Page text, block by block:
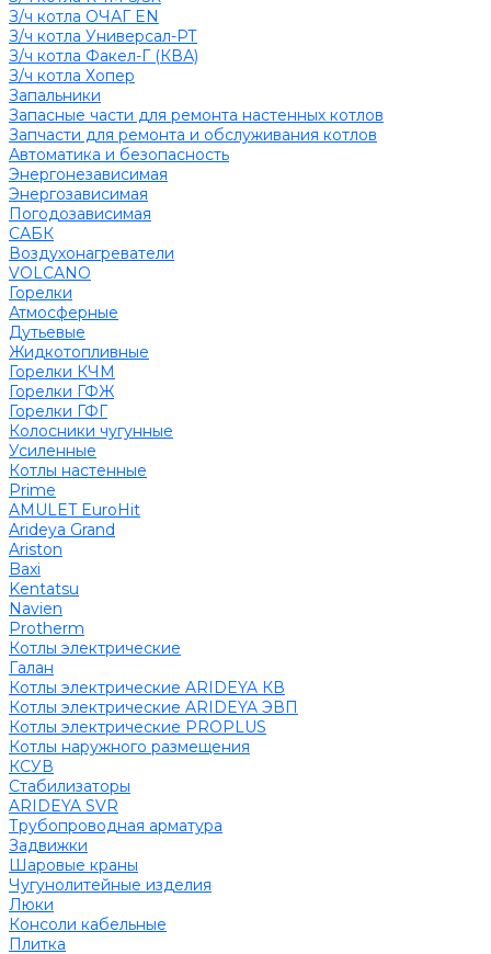
З/ч котла ОЧАГ EN
З/ч котла Универсал-РТ
З/ч котла Факел-Г (КВА)
З/ч котла Хопер
Запальники
Запасные части для ремонта настенных котлов
Запчасти для ремонта и обслуживания котлов
Автоматика и безопасность
Энергонезависимая
Энергозависимая
Погодозависимая
САБК
Воздухонагреватели
VOLCANO
Горелки
Атмосферные
Дутьевые
Жидкотопливные
Горелки КЧМ
Горелки ГФЖ
Горелки ГФГ
Колосники чугунные
Усиленные
Котлы настенные
Prime
AMULET EuroHit
Arideya Grand
Ariston
Baxi
Kentatsu
Navien
Protherm
Котлы электрические
Галан
Котлы электрические ARIDEYA КВ
Котлы электрические ARIDEYA ЭВП
Котлы электрические PROPLUS
Котлы наружного размещения
КСУВ
Стабилизаторы
ARIDEYA SVR
Трубопроводная арматура
Задвижки
Шаровые краны
Чугунолитейные изделия
Люки
Консоли кабельные
Плитка